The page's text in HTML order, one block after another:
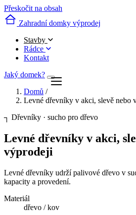
Přeskočit na obsah
Zahradní domky výprodej
Stavby
Rádce
Kontakt
Jaký domek?
Domů /
Levné dřevníky v akci, slevě nebo
┐ Dřevníky · sucho pro dřevo
Levné dřevníky v akci,
výprodeji
Levné dřevníky udrží palivové dřevo v
kapacity a provedení.
Materiál
dřevo / kov